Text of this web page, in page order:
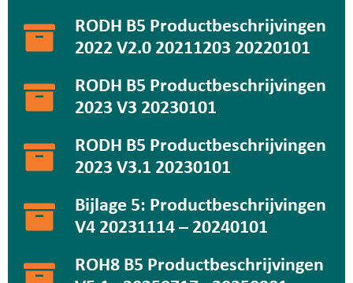
RODH B5 Productbeschrijvingen
2022 V2.0 20211203 20220101
RODH B5 Productbeschrijvingen
2023 V3 20230101
RODH B5 Productbeschrijvingen
2023 V3.1 20230101
Bijlage 5: Productbeschrijvingen
V4 20231114 – 20240101
ROH8 B5 Productbeschrijvingen